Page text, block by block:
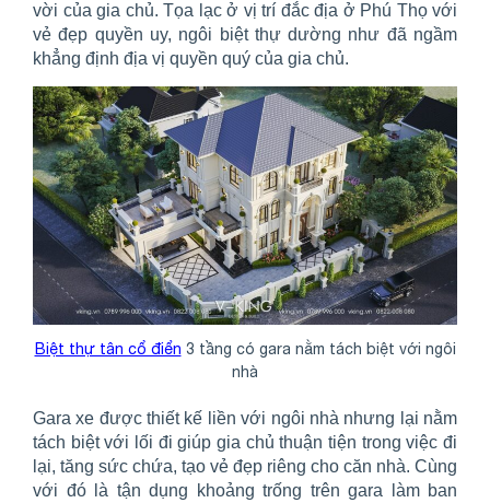
vời của gia chủ. Tọa lạc ở vị trí đắc địa ở Phú Thọ với
vẻ đẹp quyền uy, ngôi biệt thự dường như đã ngầm
khẳng định địa vị quyền quý của gia chủ.
Biệt thự tân cổ điển 3 tầng có gara nằm tách biệt với ngôi
nhà
Gara xe được thiết kế liền với ngôi nhà nhưng lại nằm
tách biệt với lối đi giúp gia chủ thuận tiện trong việc đi
lại, tăng sức chứa, tạo vẻ đẹp riêng cho căn nhà. Cùng
với đó là tận dụng khoảng trống trên gara làm ban